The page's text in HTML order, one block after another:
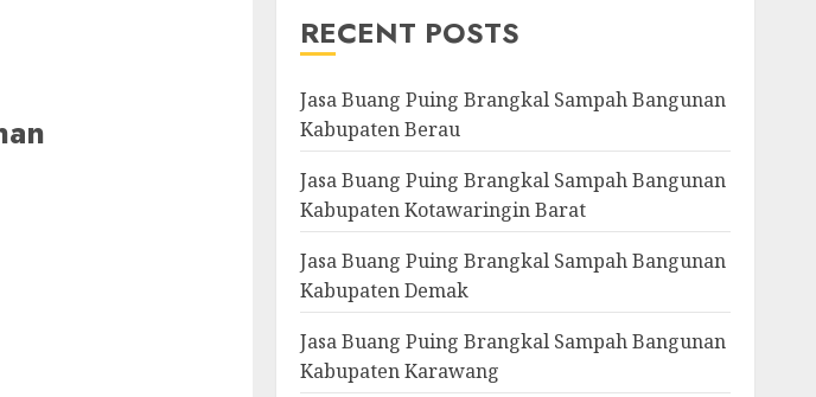
RECENT POSTS
Jasa Buang Puing Brangkal Sampah Bangunan
Kabupaten Berau
Jasa Buang Puing Brangkal Sampah Bangunan
Kabupaten Kotawaringin Barat
Jasa Buang Puing Brangkal Sampah Bangunan
Kabupaten Demak
Jasa Buang Puing Brangkal Sampah Bangunan
Kabupaten Karawang